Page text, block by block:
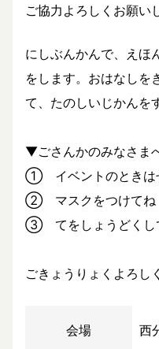
ご協力よろしくお願い
にしぶんかんで、えほ
をします。おはなしを
て、たのしいじかんを
▼ごさんかのみなさま
① イベントのときは
② マスクをつけてね
③ てをしょうどくし
ごきょうりょくよろし
会場 西